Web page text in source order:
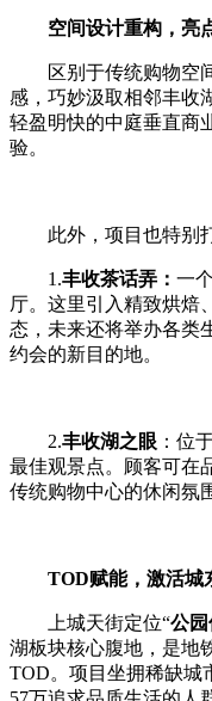
空间设计重构，亮
区别于传统购物空
感，巧妙汲取相邻丰收
轻盈明快的中庭垂直商
验。
此外，项目也特别
1.丰收茶话弄： 一
厅。这里引入精致烘焙
态，未来还将举办各类
约会的新目的地。
2.丰收湖之眼 ：位
最佳观景点。顾客可在
传统购物中心的休闲氛
TOD赋能，激活城
上城天街定位“公
湖板块核心腹地，是地
TOD。项目坐拥稀缺城